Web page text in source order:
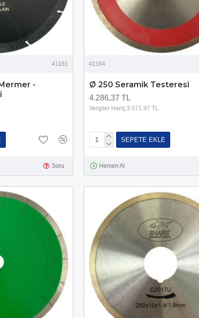
41161
-
Soru
41164
Ø 250 Seramik Testeresi
4.286,37 TL
Vergiler Hariç:3.571,97 TL
SEPETE EKLE
Hemen Al